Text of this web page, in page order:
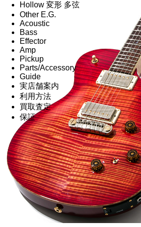
Hollow 変形 多弦
Other E.G.
Acoustic
Bass
Effector
Amp
Pickup
Parts/Accessory
Guide
実店舗案内
利用方法
買取査定
保証